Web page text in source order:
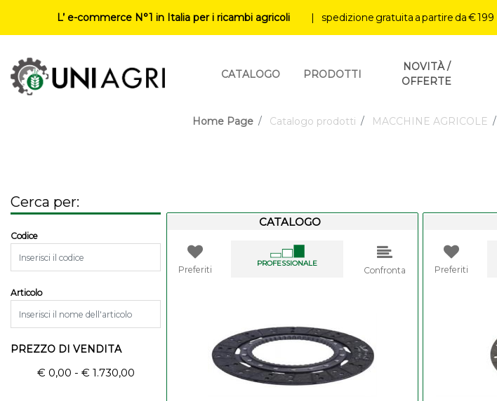
L’ e-commerce N°1 in Italia per i ricambi agricoli | spedizione gratuita a partire da € 199
CATALOGO PRODOTTI
NOVITÀ /
OFFERTE
Home Page Catalogo prodotti MACCHINE AGRICOLE
Cerca per:
Changing a filter automatically updates the other available filters.
Codice
Articolo
PREZZO DI VENDITA
€ 0,00 - € 1.730,00
CATALOGO
Preferiti
PROFESSIONALE
Confronta Preferiti